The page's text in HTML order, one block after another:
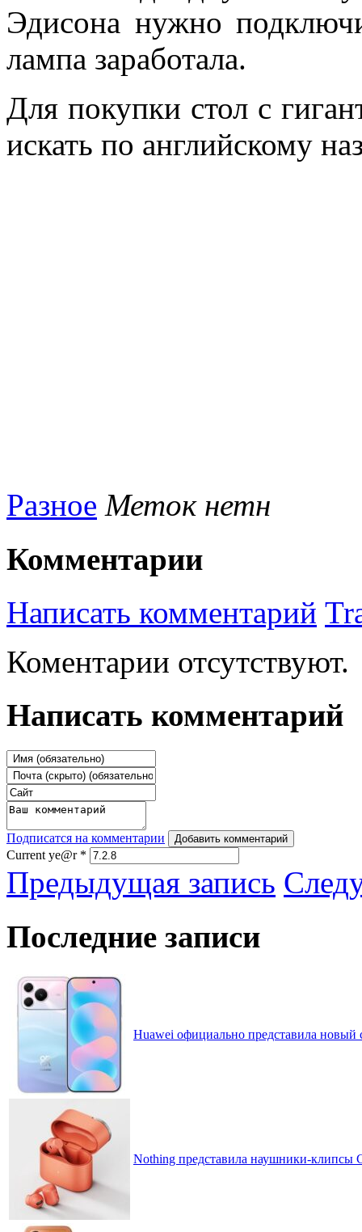
Эдисона нужно
лампа заработала.
Для покупки стол с
искать по английскому
Разное Меток нетн
Комментарии
Написать комментарий
Коментарии отсутствуют.
Написать комментарий
Подписатся на комментарии Добавить комментарий
Current ye@r *
Предыдущая запись
Последние записи
Huawei официально представила
Nothing представила наушники-клипсы